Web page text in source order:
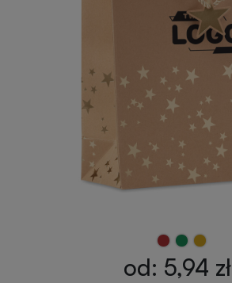
od: 5,94 zł